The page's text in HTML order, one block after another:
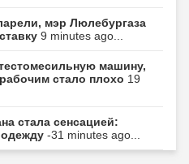
мэр Люлебургаза
9 minutes ago...
машину,
стало плохо 19
стала сенсацией:
-31 minutes ago...